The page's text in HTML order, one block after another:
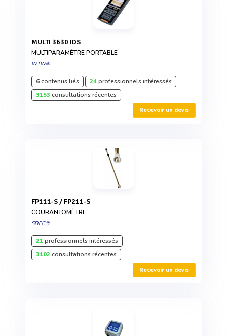
MULTI 3630 IDS
MULTIPARAMÈTRE PORTABLE
WTW®
6contenus liés 24professionnels intéressés
3153 consultations récentes
Recevoir un devis
FP111-S / FP211-S
COURANTOMÈTRE
SDEC®
21professionnels intéressés
3102consultations récentes
Recevoir un devis